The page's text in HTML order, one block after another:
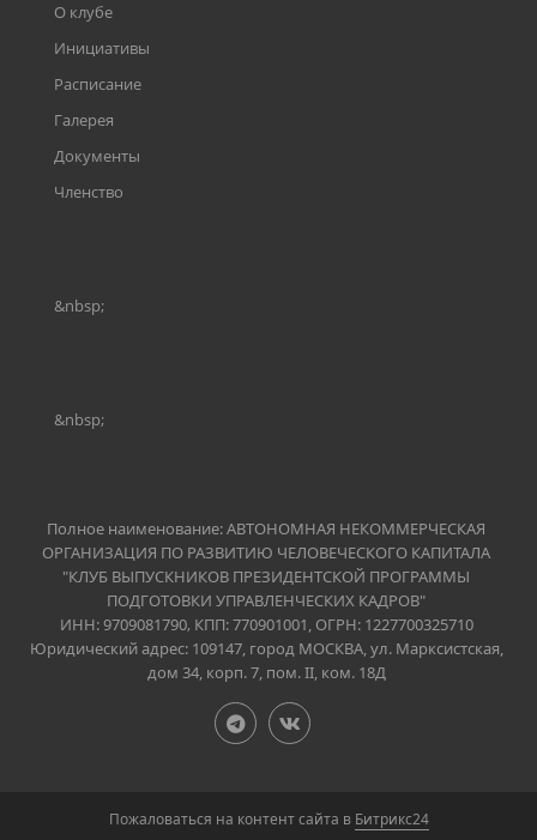
О клубе
Инициативы
Расписание
Галерея
Документы
Членство
&nbsp;
&nbsp;
Полное наименование: АВТОНОМНАЯ НЕКОММЕРЧЕСКАЯ
ОРГАНИЗАЦИЯ ПО РАЗВИТИЮ ЧЕЛОВЕЧЕСКОГО КАПИТАЛА
"КЛУБ ВЫПУСКНИКОВ ПРЕЗИДЕНТСКОЙ ПРОГРАММЫ
ПОДГОТОВКИ УПРАВЛЕНЧЕСКИХ КАДРОВ"
ИНН: 9709081790, КПП: 770901001, ОГРН: 1227700325710
Юридический адрес: 109147, город МОСКВА, ул. Марксистская,
дом 34, корп. 7, пом. II, ком. 18Д
Пожаловаться на контент cайта в Битрикс24